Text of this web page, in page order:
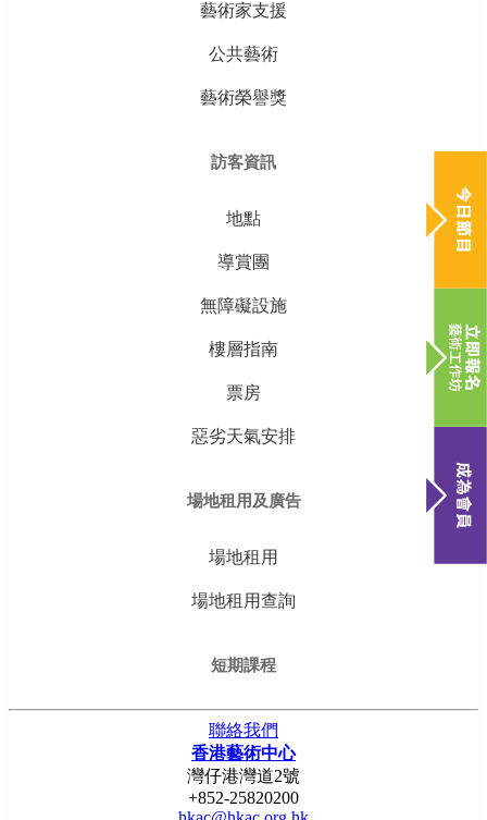
藝術家支援
公共藝術
藝術榮譽獎
訪客資訊
地點
導賞團
無障礙設施
樓層指南
票房
惡劣天氣安排
場地租用及廣告
場地租用
場地租用查詢
短期課程
聯絡我們
香港藝術中心
灣仔港灣道2號
+852-25820200